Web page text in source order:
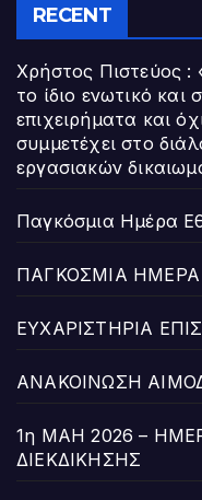
RECENT
Χρήστος Πιστεύος
το ίδιο ενωτικό και
επιχειρήματα και
συμμετέχει στο
εργασιακών
Παγκόσμια Ημέρα
ΠΑΓΚΟΣΜΙΑ
ΕΥΧΑΡΙΣΤΗΡΙΑ
ΑΝΑΚΟΙΝΩΣΗ
1η ΜΑΗ 2026 –
ΔΙΕΚΔΙΚΗΣΗΣ